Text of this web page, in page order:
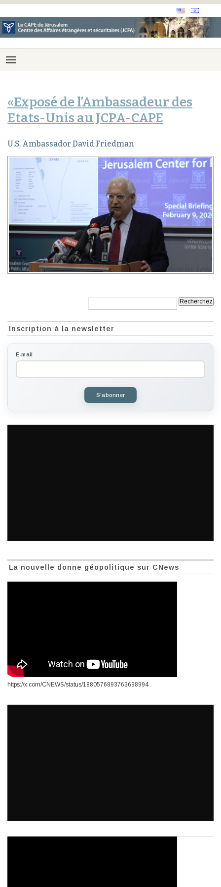
«Exposé de l’Ambassadeur des
Etats-Unis au JCPA-CAPE
U.S. Ambassador David Friedman
Inscription à la newsletter
E-mail
S'abonner
La nouvelle donne géopolitique sur CNews
https://x.com/CNEWS/status/1880576893763698994